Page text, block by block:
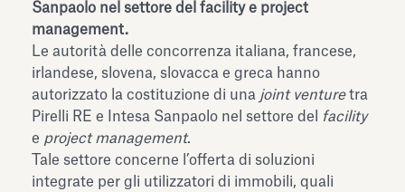
Sanpaolo nel settore del facility e project
management.
Le autorità delle concorrenza italiana, francese,
irlandese, slovena, slovacca e greca hanno
autorizzato la costituzione di una joint venturetra
Pirelli RE e Intesa Sanpaolo nel settore del
facility
e project management.
Tale settore concerne l’offerta di soluzioni
integrate per gli utilizzatori di immobili, quali